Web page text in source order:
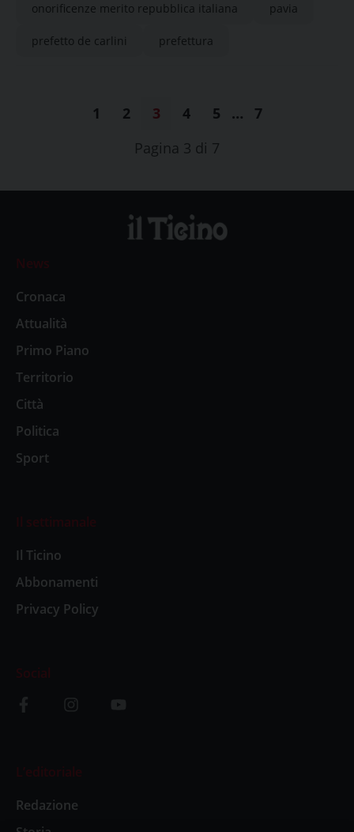
Repubblica
onorificenze merito repubblica italiana pavia
prefetto de carlini prefettura
1 2 3 4 5 …
7
Pagina 3 di 7
News
Cronaca
Attualità
Primo Piano
Territorio
Città
Politica
Sport
Il settimanale
Il Ticino
Abbonamenti
Privacy Policy
Social
L’editoriale
Redazione